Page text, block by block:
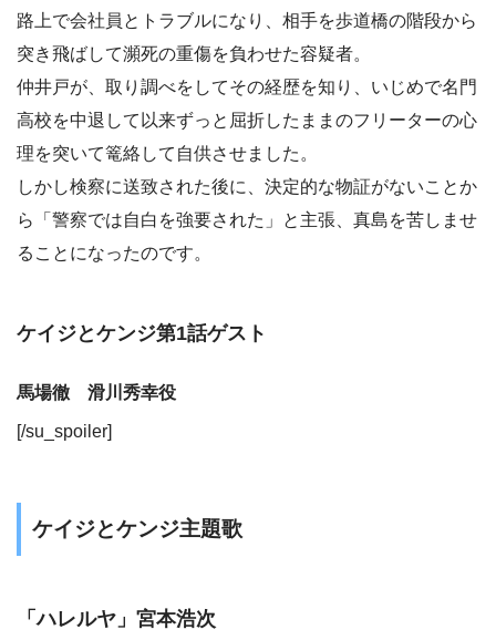
路上で会社員とトラブルになり、相手を歩道橋の階段から
突き飛ばして瀕死の重傷を負わせた容疑者。
仲井戸が、取り調べをしてその経歴を知り、いじめで名門
高校を中退して以来ずっと屈折したままのフリーターの心
理を突いて篭絡して自供させました。
しかし検察に送致された後に、決定的な物証がないことか
ら「警察では自白を強要された」と主張、真島を苦しませ
ることになったのです。
ケイジとケンジ第1話ゲスト
馬場徹 滑川秀幸役
[/su_spoiler]
ケイジとケンジ主題歌
「ハレルヤ」宮本浩次